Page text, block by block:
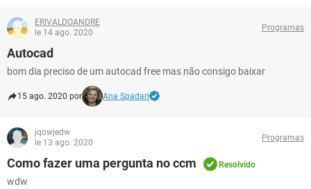
ERIVALDOANDRE
le 14 ago. 2020
Programas
Autocad
bom dia preciso de um autocad free mas não consigo baixar
15 ago. 2020 por Ana Spadari
jqowjedw
le 13 ago. 2020
Programas
Como fazer uma pergunta no ccm Resolvido
wdw